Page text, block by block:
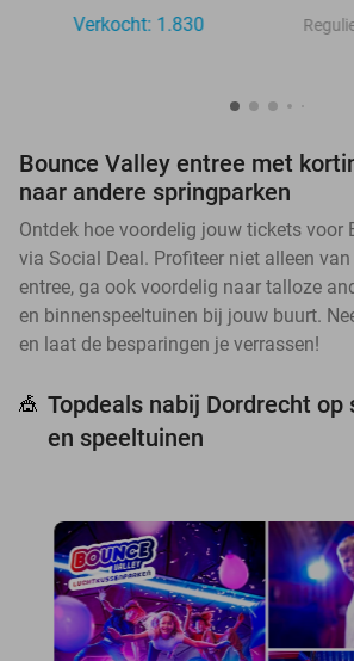
Verkocht: 1.830
Bounce Valley entree met
naar andere springparken
Ontdek hoe voordelig jouw tickets voor
via Social Deal. Profiteer niet alleen
entree, ga ook voordelig naar talloze
en binnenspeeltuinen bij jouw buurt.
en laat de besparingen je verrassen!
🎪 Topdeals nabij Dordrecht op
en speeltuinen